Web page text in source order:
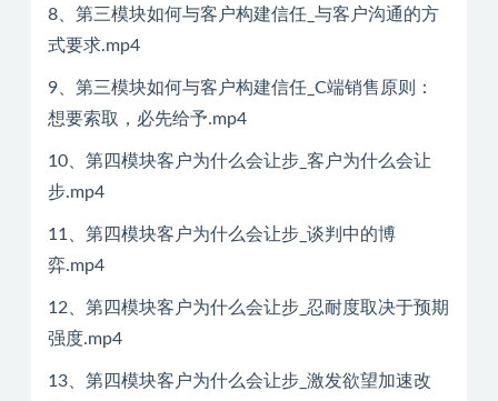
8、第三模块如何与客户构建信任_与客户沟通的方
式要求.mp4
9、第三模块如何与客户构建信任_C端销售原则：
想要索取，必先给予.mp4
10、第四模块客户为什么会让步_客户为什么会让
步.mp4
11、第四模块客户为什么会让步_谈判中的博
弈.mp4
12、第四模块客户为什么会让步_忍耐度取决于预期
强度.mp4
13、第四模块客户为什么会让步_激发欲望加速改